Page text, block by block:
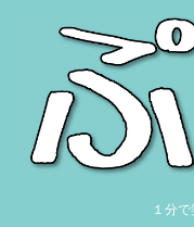
１分